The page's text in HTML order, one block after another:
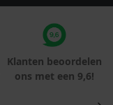
Klanten beoordelen
ons met een 9,6!